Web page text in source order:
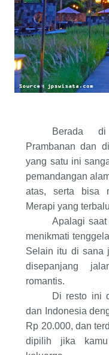
Berada
Prambanan dan
yang satu ini
pemandangan
atas, serta bisa
Merapi yang
Apalagi
menikmati
Selain itu di sana
disepanjang
romantis.
Di resto ini
dan Indonesia
Rp 20.000, dan
dipilih jika kamu